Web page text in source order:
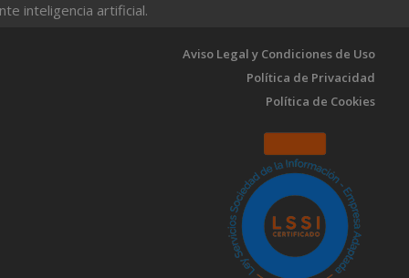
inteligencia artificial.
Aviso Legal y Condiciones de Uso
Política de Privacidad
Política de Cookies